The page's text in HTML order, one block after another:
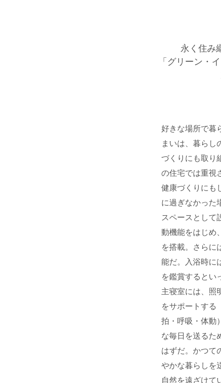
永く住み
「グリーン・
好きな場所で暮
まいは、暮らし
づくりにも取り
の住宅では重視
健康づくりにも
に過ぎなかった
スペースとして
動機能をはじめ
を搭載。さらに
能だ。入浴時に
を鑑賞するとい
主寝室には、照
をサポートする
拍・呼吸・体動
な毎日を送るた
はずだ。かつて
やかな暮らしを
自然を遠ざけて